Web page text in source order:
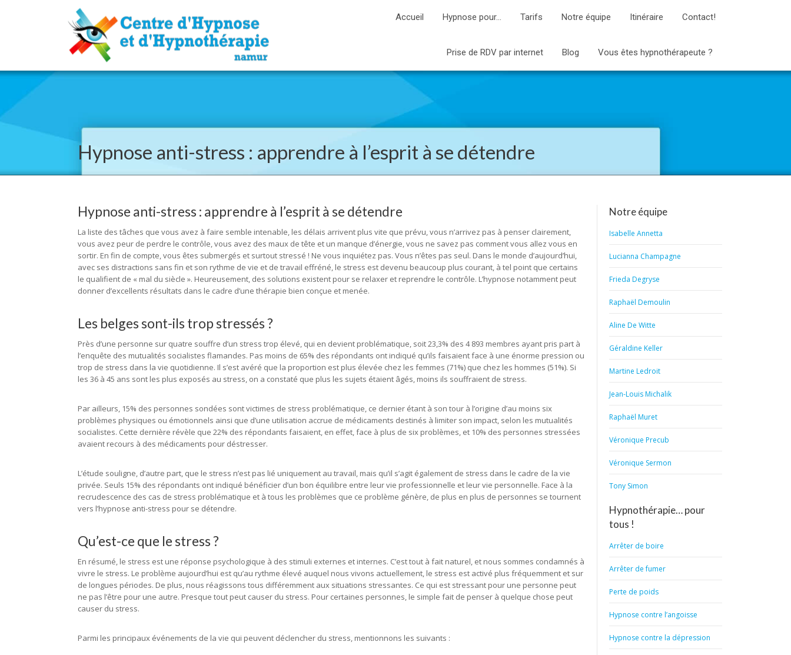
Accueil Hypnose pour… Tarifs Notre équipe Itinéraire Contact!
Prise de RDV par internet Blog Vous êtes hypnothérapeute ?
Hypnose anti-stress : apprendre à l’esprit à se détendre
Hypnose anti-stress : apprendre à l’esprit à se détendre
La liste des tâches que vous avez à faire semble intenable, les délais arrivent plus vite que prévu, vous n’arrivez pas à penser clairement,
vous avez peur de perdre le contrôle, vous avez des maux de tête et un manque d’énergie, vous ne savez pas comment vous allez vous en
sortir. En fin de compte, vous êtes submergés et surtout stressé ! Ne vous inquiétez pas. Vous n’êtes pas seul. Dans le monde d’aujourd’hui,
avec ses distractions sans fin et son rythme de vie et de travail effréné, le stress est devenu beaucoup plus courant, à tel point que certains
le qualifient de « mal du siècle ». Heureusement, des solutions existent pour se relaxer et reprendre le contrôle. L’hypnose notamment peut
donner d’excellents résultats dans le cadre d’une thérapie bien conçue et menée.
Les belges sont-ils trop stressés ?
Près d’une personne sur quatre souffre d’un stress trop élevé, qui en devient problématique, soit 23,3% des 4 893 membres ayant pris part à
l’enquête des mutualités socialistes flamandes. Pas moins de 65% des répondants ont indiqué qu’ils faisaient face à une énorme pression ou
trop de stress dans la vie quotidienne. Il s’est avéré que la proportion est plus élevée chez les femmes (71%) que chez les hommes (51%). Si
les 36 à 45 ans sont les plus exposés au stress, on a constaté que plus les sujets étaient âgés, moins ils souffraient de stress.
Par ailleurs, 15% des personnes sondées sont victimes de stress problématique, ce dernier étant à son tour à l’origine d’au moins six
problèmes physiques ou émotionnels ainsi que d’une utilisation accrue de médicaments destinés à limiter son impact, selon les mutualités
socialistes. Cette dernière révèle que 22% des répondants faisaient, en effet, face à plus de six problèmes, et 10% des personnes stressées
avaient recours à des médicaments pour déstresser.
L’étude souligne, d’autre part, que le stress n’est pas lié uniquement au travail, mais qu’il s’agit également de stress dans le cadre de la vie
privée. Seuls 15% des répondants ont indiqué bénéficier d’un bon équilibre entre leur vie professionnelle et leur vie personnelle. Face à la
recrudescence des cas de stress problématique et à tous les problèmes que ce problème génère, de plus en plus de personnes se tournent
vers l’hypnose anti-stress pour se détendre.
Qu’est-ce que le stress ?
En résumé, le stress est une réponse psychologique à des stimuli externes et internes. C’est tout à fait naturel, et nous sommes condamnés à
vivre le stress. Le problème aujourd’hui est qu’au rythme élevé auquel nous vivons actuellement, le stress est activé plus fréquemment et sur
de longues périodes. De plus, nous réagissons tous différemment aux situations stressantes. Ce qui est stressant pour une personne peut
ne pas l’être pour une autre. Presque tout peut causer du stress. Pour certaines personnes, le simple fait de penser à quelque chose peut
causer du stress.
Parmi les principaux événements de la vie qui peuvent déclencher du stress, mentionnons les suivants :
Notre équipe
Isabelle Annetta
Lucianna Champagne
Frieda Degryse
Raphaël Demoulin
Aline De Witte
Géraldine Keller
Martine Ledroit
Jean-Louis Michalik
Raphaël Muret
Véronique Precub
Véronique Sermon
Tony Simon
Hypnothérapie… pour
tous !
Arrêter de boire
Arrêter de fumer
Perte de poids
Hypnose contre l’angoisse
Hypnose contre la dépression